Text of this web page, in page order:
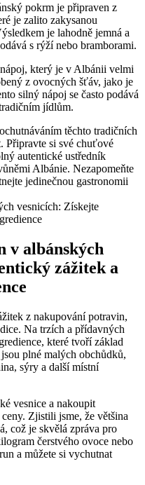
pokrm je připraven z⁤
je zalito zakysanou
je lahodně ‌jemná a
s ⁤rýží nebo bramborami.
který je ‌v Albánii velmi
z⁣ ovocných ‌šťáv, jako‌ je
silný nápoj se často podává
jídlům.
těchto tradičních
Připravte si své chuťové
autentické ustředník
Albánie. Nezapomeňte
jedinečnou gastronomii
v albánských
zážitek a
z nakupování potravin,
Na trzích a ⁢přídavných
které tvoří základ
plné malých obchůdků,
sýry a další místní
vesnice a nakoupit
Zjistili jsme, že většina
což je skvělá ​zpráva pro
čerstvého⁣ ovoce⁣ nebo
a můžete si ​vychutnat